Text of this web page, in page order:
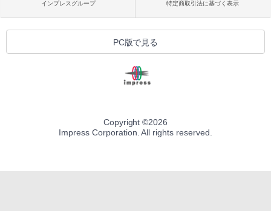
インプレスグループ 特定商取引法に基づく表示
PC版で見る
Copyright ©2026
Impress Corporation. All rights reserved.